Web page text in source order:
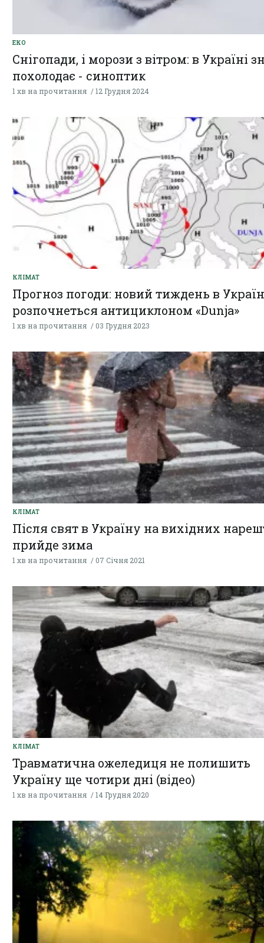
ЕКО
Снігопади, і морози з вітром: в Україні
похолодає - синоптик
1 хв на прочитання 12 Грудня 2024
КЛІМАТ
Прогноз погоди: новий тиждень в
розпочнеться антициклоном «Dunja»
1 хв на прочитання 03 Грудня 2023
КЛІМАТ
Після свят в Україну на вихідних
прийде зима
1 хв на прочитання 07 Січня 2021
КЛІМАТ
Травматична ожеледиця не полишить
Україну ще чотири дні (відео)
1 хв на прочитання 14 Грудня 2020